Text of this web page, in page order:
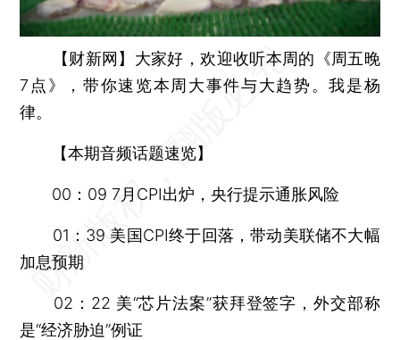
【财新网】 大家好，欢迎收听本周的《周五晚
7点》，带你速览本周大事件与大趋势。我是杨
律。
【本期音频话题速览】
00：09 7月CPI出炉，央行提示通胀风险
01：39 美国CPI终于回落，带动美联储不大幅
加息预期
02：22 美“芯片法案”获拜登签字，外交部称
是“经济胁迫”例证